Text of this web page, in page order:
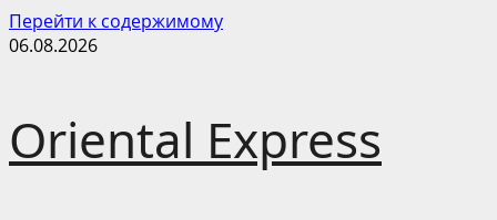
Перейти к содержимому
06.08.2026
Oriental Express